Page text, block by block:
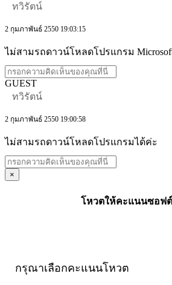
ทวิรัตน์
2 กุมภาพันธ์ 2550 19:03:15
ไม่สามรถดาวน์โหลดโปรแกรม Microsoft
GUEST
ทวิรัตน์
2 กุมภาพันธ์ 2550 19:00:58
ไม่สามรถดาวน์โหลดโปรแกรมได้ค่ะ
×
โหวตให้คะแนนซอฟ
กรุณาเลือกคะแนนโหวต